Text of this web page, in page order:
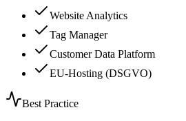
Website Analytics
Tag Manager
Customer Data Platform
EU-Hosting (DSGVO)
Best Practice